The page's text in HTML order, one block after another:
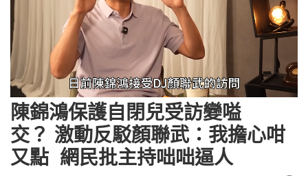
Unmute Loaded:
45.15%
陳錦鴻保護自閉兒受訪變嗌
交？ 激動反駁顏聯武：我擔心咁
又點 網民批主持咄咄逼人